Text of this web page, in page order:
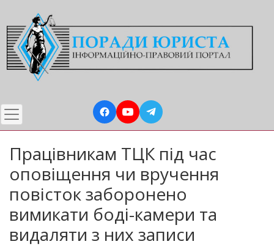
до
основного
вмісту
Працівникам ТЦК під час
оповіщення чи вручення
повісток заборонено
вимикати боді-камери та
видаляти з них записи